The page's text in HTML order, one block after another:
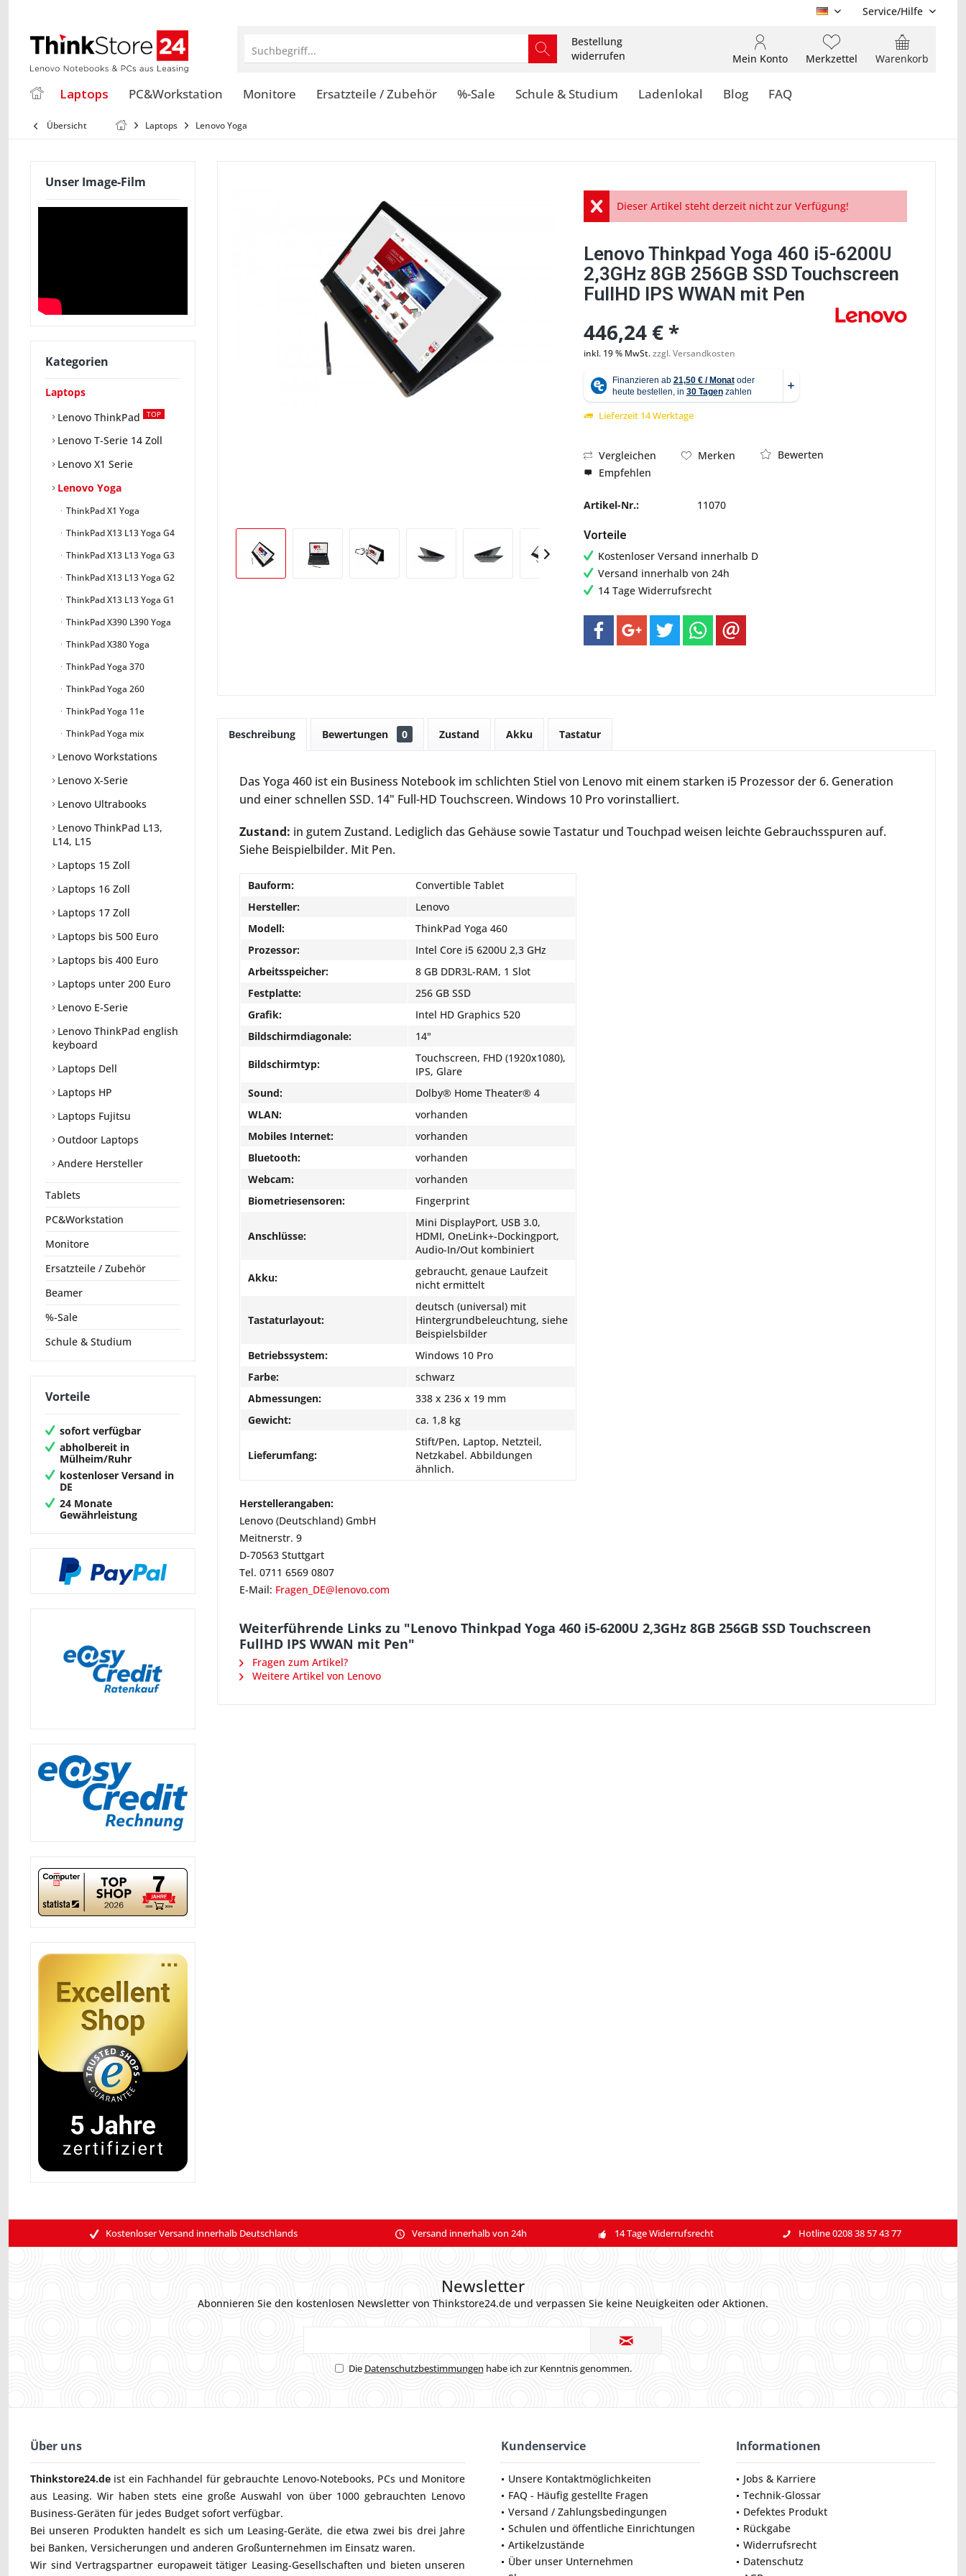
DE Service/Hilfe
Suchbegriff...
Bestellung
widerrufen
Warenkorb
Merkzettel
Mein Konto
Laptops PC&Workstation Monitore Ersatzteile / Zubehör %-Sale Schule & Studium Ladenlokal Blog FAQ
Übersicht Laptops Lenovo Yoga
Unser Image-Film
Kategorien
Laptops
Lenovo ThinkPad
TOP
Lenovo T-Serie 14 Zoll
Lenovo X1 Serie
Lenovo Yoga
ThinkPad X1 Yoga
ThinkPad X13 L13 Yoga G4
ThinkPad X13 L13 Yoga G3
ThinkPad X13 L13 Yoga G2
ThinkPad X13 L13 Yoga G1
ThinkPad X390 L390 Yoga
ThinkPad X380 Yoga
ThinkPad Yoga 370
ThinkPad Yoga 260
ThinkPad Yoga 11e
ThinkPad Yoga mix
Lenovo Workstations
Lenovo X-Serie
Lenovo Ultrabooks
Lenovo ThinkPad L13,
L14, L15
Laptops 15 Zoll
Laptops 16 Zoll
Laptops 17 Zoll
Laptops bis 500 Euro
Laptops bis 400 Euro
Laptops unter 200 Euro
Lenovo E-Serie
Lenovo ThinkPad english
keyboard
Laptops Dell
Laptops HP
Laptops Fujitsu
Outdoor Laptops
Andere Hersteller
Tablets
PC&Workstation
Monitore
Ersatzteile / Zubehör
Beamer
%-Sale
Schule & Studium
Vorteile
sofort verfügbar
abholbereit in
Mülheim/Ruhr
kostenloser Versand in
DE
24 Monate
Gewährleistung
Abbildung ähnlich
Dieser Artikel steht derzeit nicht zur Verfügung!
Lenovo Thinkpad Yoga 460 i5-6200U
2,3GHz 8GB 256GB SSD Touchscreen
FullHD IPS WWAN mit Pen
446,24 € *
inkl. 19 % MwSt.zzgl. Versandkosten
Lieferzeit 14 Werktage
Vergleichen Merken
Bewerten
Empfehlen
Artikel-Nr.: 11070
Vorteile
Kostenloser Versand innerhalb D
Versand innerhalb von 24h
14 Tage Widerrufsrecht
Beschreibung Bewertungen 0 Zustand Akku Tastatur
Das Yoga 460 ist ein Business Notebook im schlichten Stiel von Lenovo mit einem starken i5 Prozessor der 6. Generation
und einer schnellen SSD. 14" Full-HD Touchscreen. Windows 10 Pro vorinstalliert.
Zustand: in gutem Zustand. Lediglich das Gehäuse sowie Tastatur und Touchpad weisen leichte Gebrauchsspuren auf.
Siehe Beispielbilder. Mit Pen.
Bauform:
Convertible Tablet
Hersteller:
Lenovo
Modell:
ThinkPad Yoga 460
Prozessor:
Intel Core i5 6200U 2,3 GHz
Arbeitsspeicher:
8 GB DDR3L-RAM, 1 Slot
Festplatte:
256 GB SSD
Grafik:
Intel HD Graphics 520
Bildschirmdiagonale:
14"
Bildschirmtyp:
Touchscreen, FHD (1920x1080),
IPS, Glare
Sound:
Dolby® Home Theater® 4
WLAN:
vorhanden
Mobiles Internet:
vorhanden
Bluetooth:
vorhanden
Webcam:
vorhanden
Biometriesensoren:
Fingerprint
Anschlüsse:
Mini DisplayPort, USB 3.0,
HDMI, OneLink+-Dockingport,
Audio-In/Out kombiniert
Akku:
gebraucht, genaue Laufzeit
nicht ermittelt
Tastaturlayout:
deutsch (universal) mit
Hintergrundbeleuchtung, siehe
Beispielsbilder
Betriebssystem:
Windows 10 Pro
Farbe:
schwarz
Abmessungen:
338 x 236 x 19 mm
Gewicht:
ca. 1,8 kg
Lieferumfang:
Stift/Pen, Laptop, Netzteil,
Netzkabel. Abbildungen
ähnlich.
Herstellerangaben:
Lenovo (Deutschland) GmbH
Meitnerstr. 9
D-70563 Stuttgart
Tel. 0711 6569 0807
E-Mail: Fragen_DE@lenovo.com
Weiterführende Links zu "Lenovo Thinkpad Yoga 460 i5-6200U 2,3GHz 8GB 256GB SSD Touchscreen
FullHD IPS WWAN mit Pen"
Fragen zum Artikel?
Weitere Artikel von Lenovo
Kostenloser Versand innerhalb Deutschlands Versand innerhalb von 24h 14 Tage Widerrufsrecht Hotline 0208 38 57 43 77
Newsletter
Abonnieren Sie den kostenlosen Newsletter von Thinkstore24.de und verpassen Sie keine Neuigkeiten oder Aktionen.
Die Datenschutzbestimmungen habe ich zur Kenntnis genommen.
Über uns
Thinkstore24.de ist ein Fachhandel für gebrauchte Lenovo-Notebooks, PCs und Monitore
aus Leasing. Wir haben stets eine große Auswahl von über 1000 gebrauchten Lenovo
Business-Geräten für jedes Budget sofort verfügbar.
Bei unseren Produkten handelt es sich um Leasing-Geräte, die etwa zwei bis drei Jahre
bei Banken, Versicherungen und anderen Großunternehmen im Einsatz waren.
Wir sind Vertragspartner europaweit tätiger Leasing-Gesellschaften und bieten unseren
Kundenservice
Unsere Kontaktmöglichkeiten
FAQ - Häufig gestellte Fragen
Versand / Zahlungsbedingungen
Schulen und öffentliche Einrichtungen
Artikelzustände
Über unser Unternehmen
Informationen
Jobs & Karriere
Technik-Glossar
Defektes Produkt
Rückgabe
Widerrufsrecht
Datenschutz